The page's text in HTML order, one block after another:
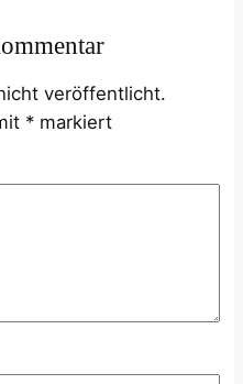
veröffentlicht.
* markiert